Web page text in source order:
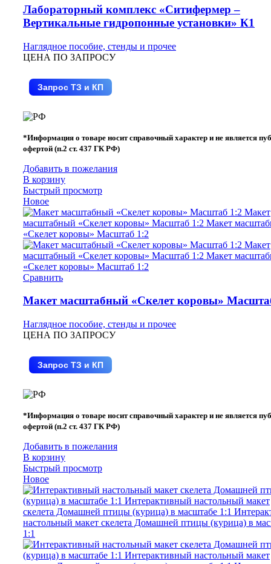
Лабораторный комплекс «Ситифермер –
Вертикальные гидропонные установки» К1
Наглядное пособие, стенды и прочее
ЦЕНА ПО ЗАПРОСУ
Запрос ТЗ и КП
*Информация о товаре носит справочный характер и не является
офертой (п.2 ст. 437 ГК РФ)
Добавить в пожелания
В корзину
Быстрый просмотр
Новое
Сравнить
Макет масштабный «Скелет коровы»
Наглядное пособие, стенды и прочее
ЦЕНА ПО ЗАПРОСУ
Запрос ТЗ и КП
*Информация о товаре носит справочный характер и не является
офертой (п.2 ст. 437 ГК РФ)
Добавить в пожелания
В корзину
Быстрый просмотр
Новое